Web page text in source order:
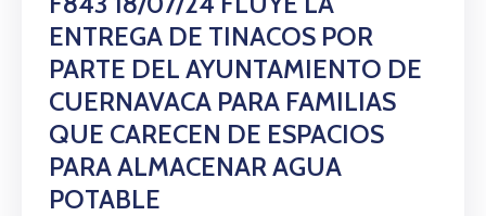
ENTREGA DE TINACOS POR
PARTE DEL AYUNTAMIENTO DE
CUERNAVACA PARA FAMILIAS
QUE CARECEN DE ESPACIOS
PARA ALMACENAR AGUA
POTABLE